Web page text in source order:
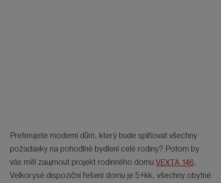
Preferujete moderní dům, který bude splňovat všechny
požadavky na pohodlné bydlení celé rodiny? Potom by
vás měl zaujmout projekt rodinného domu VEXTA 146 .
Velkorysé dispoziční řešení domu je 5+kk, všechny obytné